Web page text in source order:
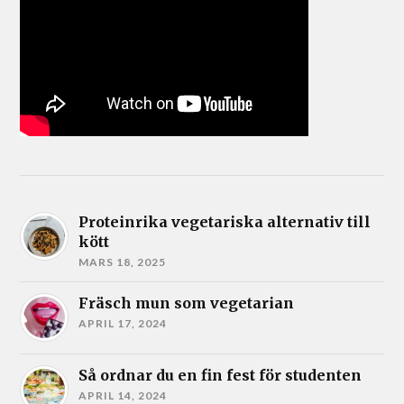
Proteinrika vegetariska alternativ till
kött
MARS 18, 2025
Fräsch mun som vegetarian
APRIL 17, 2024
Så ordnar du en fin fest för studenten
APRIL 14, 2024